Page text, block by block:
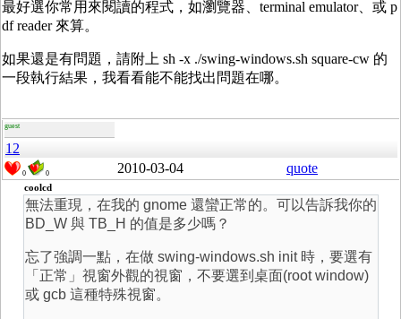
最好選你常用來閱讀的程式，如瀏覽器、terminal emulator、或 p
df reader 來算。
如果還是有問題，請附上 sh -x ./swing-windows.sh square-cw 的
一段執行結果，我看看能不能找出問題在哪。
guest
12
0 0 2010-03-04 quote
coolcd
無法重現，在我的 gnome 還蠻正常的。可以告訴我你的
BD_W 與 TB_H 的值是多少嗎？
忘了強調一點，在做 swing-windows.sh init 時，要選有
「正常」視窗外觀的視窗，不要選到桌面(root window)
或 gcb 這種特殊視窗。